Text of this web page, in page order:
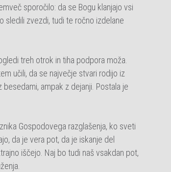
sporočilo: da se Bogu klanjajo vsi
sledili zvezdi, tudi te ročno izdelane
treh otrok in tiha podpora moža.
učili, da se največje stvari rodijo iz
ampak z dejanji. Postala je
Gospodovega razglašenja, ko sveti
da je vera pot, da je iskanje del
iščejo. Naj bo tudi naš vsakdan pot,